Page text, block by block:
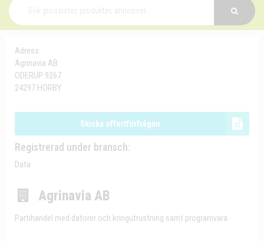
Adress:
Agrinavia AB
ODERUP 9267
24297 HÖRBY
Skicka offertförfrågan
Registrerad under bransch:
Data
Agrinavia AB
Partihandel med datorer och kringutrustning samt programvara